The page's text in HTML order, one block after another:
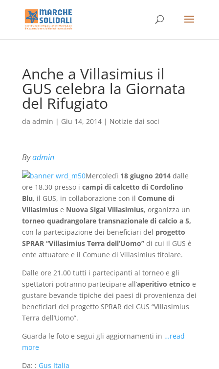
Anche a Villasimius il
GUS celebra la Giornata
del Rifugiato
da admin | Giu 14, 2014| Notizie dai soci
Byadmin
Mercoledì 18 giugno 2014dalle
ore 18.30 presso i campi di calcetto di Cordolino
Blu, il GUS, in collaborazione con il Comune di
Villasimiuse Nuova Sigal Villasimius, organizza un
torneo quadrangolare transnazionale di calcio a 5,
con la partecipazione dei beneficiari del progetto
SPRAR “Villasimius Terra dell’Uomo”di cui il GUS è
ente attuatore e il Comune di Villasimius titolare.
Dalle ore 21.00 tutti i partecipanti al torneo e gli
spettatori potranno partecipare all’aperitivo etnico e
gustare bevande tipiche dei paesi di provenienza dei
beneficiari del progetto SPRAR del GUS “Villasimius
Terra dell’Uomo”.
Guarda le foto e segui gli aggiornamenti in …read
more
Da: : Gus Italia